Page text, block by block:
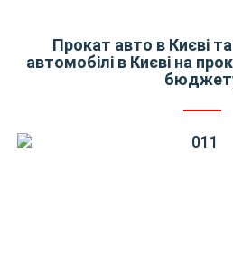
Прокат авто в Києві та
автомобілі в Києві на